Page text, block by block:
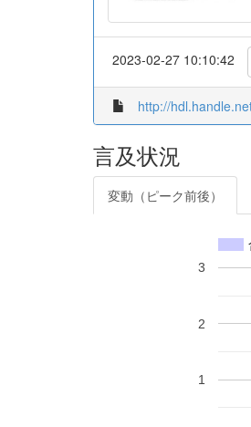
2023-02-27 10:10:42
http://
言及状況
変動（ピーク前後）
1
2
3